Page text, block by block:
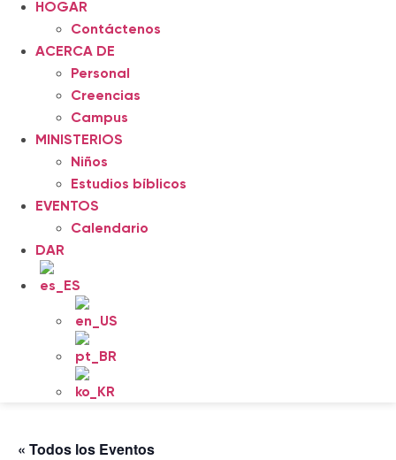
HOGAR
Contáctenos
ACERCA DE
Personal
Creencias
Campus
MINISTERIOS
Niños
Estudios bíblicos
EVENTOS
Calendario
DAR
« Todos los Eventos